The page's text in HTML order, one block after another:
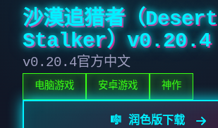
沙漠追猎者（Desert
Stalker）v0.20.4
v0.20.4官方中文
电脑游戏 安卓游戏 神作
🎼 润色版下载